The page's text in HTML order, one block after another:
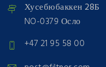
Хусебюбаккен 28Б
NO-0379 Осло
+47 21 95 58 00